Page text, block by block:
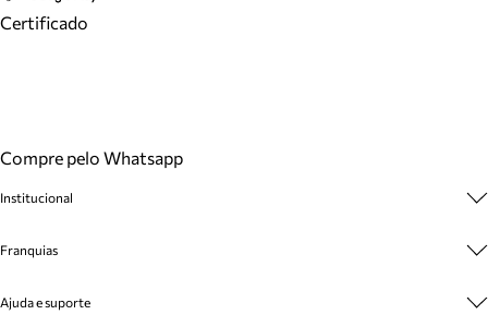
Certificado
Compre pelo Whatsapp
Institucional
Cashback
Venda Corporativa
Franquias
Plano de Negócio
Ajuda e suporte